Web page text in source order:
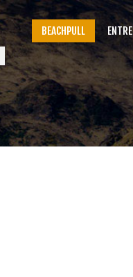
BEACHPULL